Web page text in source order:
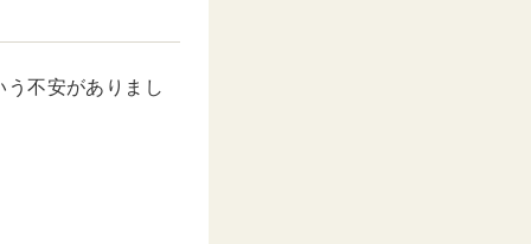
不安がありまし